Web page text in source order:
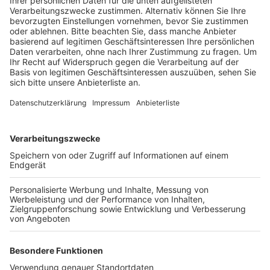
Anzeige
Los geht’s um 19 Uhr mit einem großen Partyzug. Mit
dabei sind das Fanfarenkorps der Bedburger
Brassband Knallblech, die alle zusammen vom
Musik auf zwei Bühnen und im Biergarten der Altstadt
Stuben. Laut der Stadt tritt nach einer kurzfristigen
Änderung zum Beispiel die Band BenjRose auf dem
der Bühne am Marktplatz ein. Für den Bedburger
SummerSound sind Teile der Innenstadt ab dem
Abend bis Samstagmorgen gesperrt und es gibt
dem Bereich nicht angefahren werden.